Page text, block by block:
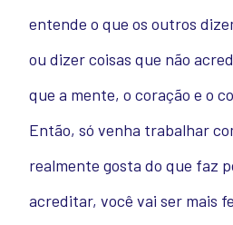
entende o que os outros
ou dizer coisas que não
que a mente, o coração e o
Então, só venha trabalhar
realmente gosta do que faz
acreditar, você vai ser mais